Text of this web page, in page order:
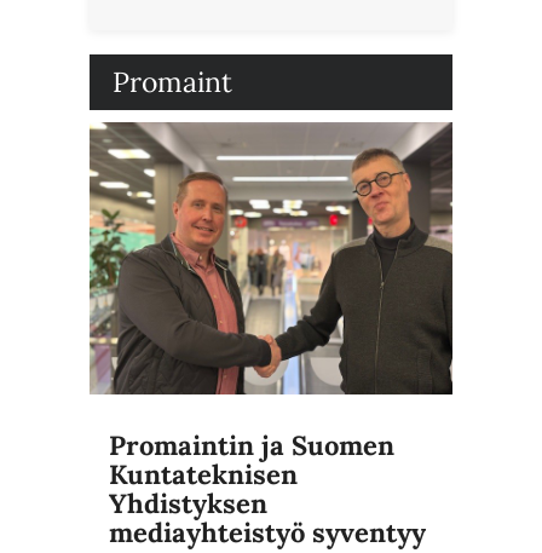
Promaint
Promaintin ja Suomen
Kuntateknisen
Yhdistyksen
mediayhteistyö syventyy